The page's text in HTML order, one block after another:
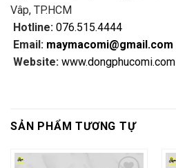
Vâp, TP.HCM
Hotline: 076.515.4444
Email: maymacomi@gmail.com
Website: www.dongphucomi.com
SẢN PHẨM TƯƠNG TỰ